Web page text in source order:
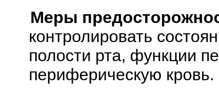
Меры
контролировать
полости рта, функции
периферическую кровь.